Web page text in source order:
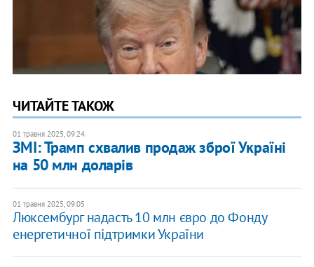
ЧИТАЙТЕ ТАКОЖ
01 травня 2025, 09:24
ЗМІ: Трамп схвалив продаж зброї Україні
на 50 млн доларів
01 травня 2025, 09:05
Люксембург надасть 10 млн євро до Фонду
енергетичної підтримки України